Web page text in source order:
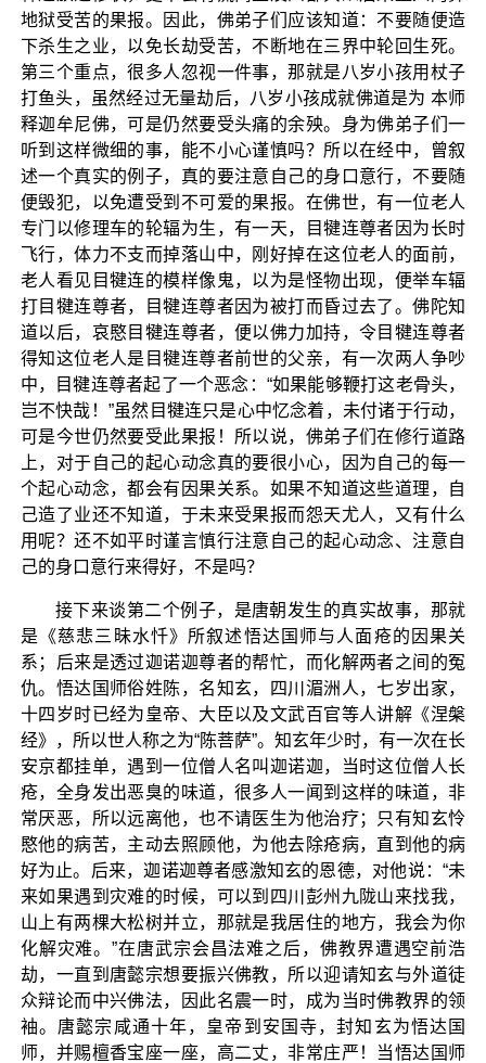
地狱受苦的果报。因此，佛弟子们应该知道：不要随便造
下杀生之业，以免长劫受苦，不断地在三界中轮回生死。
第三个重点，很多人忽视一件事，那就是八岁小孩用杖子
打鱼头，虽然经过无量劫后，八岁小孩成就佛道是为 本师
释迦牟尼佛，可是仍然要受头痛的余殃。身为佛弟子们一
听到这样微细的事，能不小心谨慎吗？所以在经中，曾叙
述一个真实的例子，真的要注意自己的身口意行，不要随
便毁犯，以免遭受到不可爱的果报。在佛世，有一位老人
专门以修理车的轮辐为生，有一天，目犍连尊者因为长时
飞行，体力不支而掉落山中，刚好掉在这位老人的面前，
老人看见目犍连的模样像鬼，以为是怪物出现，便举车辐
打目犍连尊者，目犍连尊者因为被打而昏过去了。佛陀知
道以后，哀愍目犍连尊者，便以佛力加持，令目犍连尊者
得知这位老人是目犍连尊者前世的父亲，有一次两人争吵
中，目犍连尊者起了一个恶念：“如果能够鞭打这老骨头，
岂不快哉！”虽然目犍连只是心中忆念着，未付诸于行动，
可是今世仍然要受此果报！所以说，佛弟子们在修行道路
上，对于自己的起心动念真的要很小心，因为自己的每一
个起心动念，都会有因果关系。如果不知道这些道理，自
己造了业还不知道，于未来受果报而怨天尤人，又有什么
用呢？还不如平时谨言慎行注意自己的起心动念、注意自
己的身口意行来得好，不是吗？
接下来谈第二个例子，是唐朝发生的真实故事，那就
是《慈悲三昧水忏》所叙述悟达国师与人面疮的因果关
系；后来是透过迦诺迦尊者的帮忙，而化解两者之间的冤
仇。悟达国师俗姓陈，名知玄，四川湄洲人，七岁出家，
十四岁时已经为皇帝、大臣以及文武百官等人讲解《涅槃
经》，所以世人称之为“陈菩萨”。知玄年少时，有一次在长
安京都挂单，遇到一位僧人名叫迦诺迦，当时这位僧人长
疮，全身发出恶臭的味道，很多人一闻到这样的味道，非
常厌恶，所以远离他，也不请医生为他治疗；只有知玄怜
愍他的病苦，主动去照顾他，为他去除疮病，直到他的病
好为止。后来，迦诺迦尊者感激知玄的恩德，对他说：“未
来如果遇到灾难的时候，可以到四川彭州九陇山来找我，
山上有两棵大松树并立，那就是我居住的地方，我会为你
化解灾难。”在唐武宗会昌法难之后，佛教界遭遇空前浩
劫，一直到唐懿宗想要振兴佛教，所以迎请知玄与外道徒
众辩论而中兴佛法，因此名震一时，成为当时佛教界的领
袖。唐懿宗咸通十年，皇帝到安国寺，封知玄为悟达国
师，并赐檀香宝座一座，高二丈，非常庄严！当悟达国师